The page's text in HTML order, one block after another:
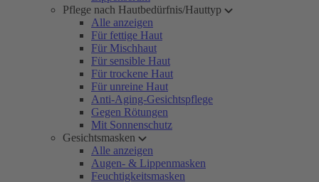
Pflege nach Hautbedürfnis/Hauttyp
Alle anzeigen
Für fettige Haut
Für Mischhaut
Für sensible Haut
Für trockene Haut
Für unreine Haut
Anti-Aging-Gesichtspflege
Gegen Rötungen
Mit Sonnenschutz
Gesichtsmasken
Alle anzeigen
Augen- & Lippenmasken
Feuchtigkeitsmasken